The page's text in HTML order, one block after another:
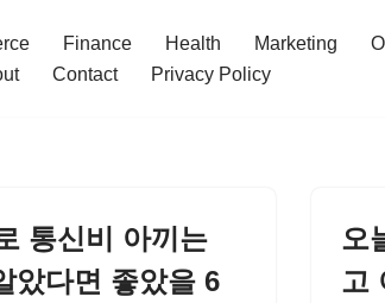
Finance Health Marketing
Contact Privacy Policy
통신비 아끼는
았다면 좋았을 6
오
고